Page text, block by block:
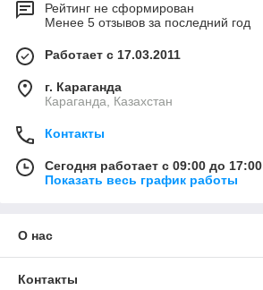
Рейтинг не сформирован
Менее 5 отзывов за последний год
Работает с 17.03.2011
г. Караганда
Караганда, Казахстан
Контакты
Сегодня работает с 09:00 до 17:00
Показать весь график работы
О нас
Контакты